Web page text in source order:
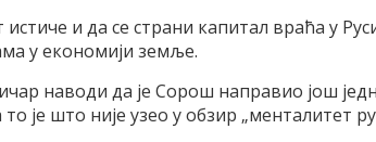
истиче и да се страни капитал враћа у
у економији земље.
наводи да је Сорош направио још
је што није узео у обзир „менталитет